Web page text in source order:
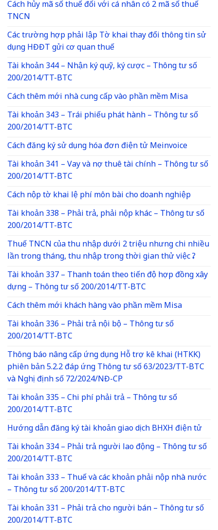
Cách hủy mã số thuế đối với cá nhân có 2 mã số thuế
TNCN
Các trường hợp phải lập Tờ khai thay đổi thông tin sử
dụng HĐĐT gửi cơ quan thuế
Tài khoản 344 – Nhận ký quỹ, ký cược – Thông tư số
200/2014/TT-BTC
Cách thêm mới nhà cung cấp vào phần mềm Misa
Tài khoản 343 – Trái phiếu phát hành – Thông tư số
200/2014/TT-BTC
Cách đăng ký sử dụng hóa đơn điện tử Meinvoice
Tài khoản 341 – Vay và nợ thuê tài chính – Thông tư số
200/2014/TT-BTC
Cách nộp tờ khai lệ phí môn bài cho doanh nghiệp
Tài khoản 338 – Phải trả, phải nộp khác – Thông tư số
200/2014/TT-BTC
Thuế TNCN của thu nhập dưới 2 triệu nhưng chi nhiều
lần trong tháng, thu nhập trong thời gian thử việc ?
Tài khoản 337 – Thanh toán theo tiến độ hợp đồng xây
dựng – Thông tư số 200/2014/TT-BTC
Cách thêm mới khách hàng vào phần mềm Misa
Tài khoản 336 – Phải trả nội bộ – Thông tư số
200/2014/TT-BTC
Thông báo nâng cấp ứng dụng Hỗ trợ kê khai (HTKK)
phiên bản 5.2.2 đáp ứng Thông tư số 63/2023/TT-BTC
và Nghị định số 72/2024/NĐ-CP
Tài khoản 335 – Chi phí phải trả – Thông tư số
200/2014/TT-BTC
Hướng dẫn đăng ký tài khoản giao dịch BHXH điện tử
Tài khoản 334 – Phải trả người lao động – Thông tư số
200/2014/TT-BTC
Tài khoản 333 – Thuế và các khoản phải nộp nhà nước
– Thông tư số 200/2014/TT-BTC
Tài khoản 331 – Phải trả cho người bán – Thông tư số
200/2014/TT-BTC